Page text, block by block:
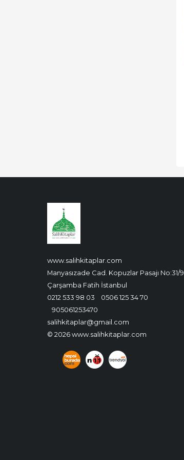
www.salihkitaplar.com
Manyasızade Cad. Kopuzlar Pasajı No:31/9
Çarşamba Fatih İstanbul
0212 533 98 03
0506 125 34 70
905061253470
salihkitaplar@gmail.com
© 2026 www.salihkitaplar.com